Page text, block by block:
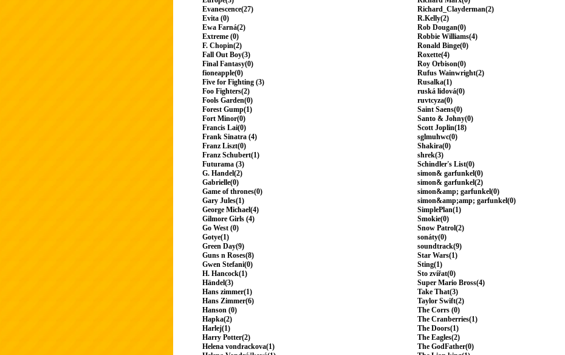
Evanescence(27)
Evita (0)
Ewa Farná(2)
Extreme (0)
F. Chopin(2)
Fall Out Boy(3)
Final Fantasy(0)
fioneapple(0)
Five for Fighting (3)
Foo Fighters(2)
Fools Garden(0)
Forest Gump(1)
Fort Minor(0)
Francis Lai(0)
Frank Sinatra (4)
Franz Liszt(0)
Franz Schubert(1)
Futurama (3)
G. Handel(2)
Gabrielle(0)
Game of thrones(0)
Gary Jules(1)
George Michael(4)
Gilmore Girls (4)
Go West (0)
Gotye(1)
Green Day(9)
Guns n Roses(8)
Gwen Stefani(0)
H. Hancock(1)
Händel(3)
Hans zimmer(1)
Hans Zimmer(6)
Hanson (0)
Hapka(2)
Harlej(1)
Harry Potter(2)
Helena vondrackova(1)
Richard_Clayderman(2)
R.Kelly(2)
Rob Dougan(0)
Robbie Williams(4)
Ronald Binge(0)
Roxette(4)
Roy Orbison(0)
Rufus Wainwright(2)
Rusalka(1)
ruská lidová(0)
ruvtcyza(0)
Saint Saens(0)
Santo & Johny(0)
Scott Joplin(18)
sglmuhwc(0)
Shakira(0)
shrek(3)
Schindler's List(0)
simon& garfunkel(0)
simon& garfunkel(2)
simon&amp; garfunkel(0)
simon&amp;amp; garfunkel(0)
SimplePlan(1)
Smokie(0)
Snow Patrol(2)
sonáty(0)
soundtrack(9)
Star Wars(1)
Sting(1)
Sto zvířat(0)
Super Mario Bross(4)
Take That(3)
Taylor Swift(2)
The Corrs (0)
The Cranberries(1)
The Doors(1)
The Eagles(2)
The GodFather(0)